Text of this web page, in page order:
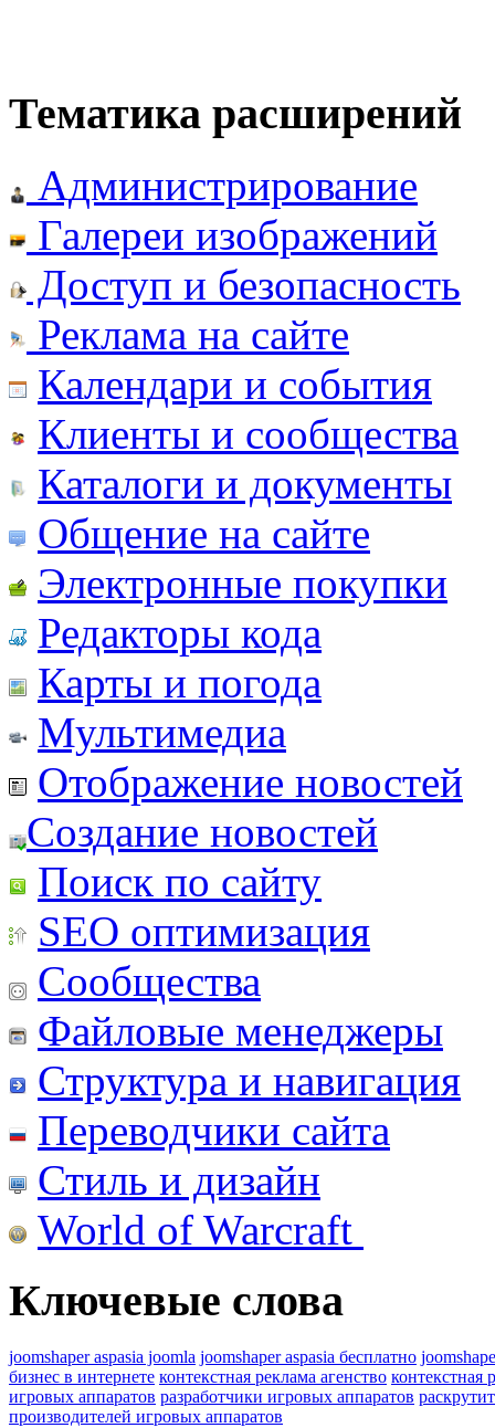
Тематика расширений
Администрирование
Галереи изображений
Доступ и безопасность
Реклама на сайте
Календари и события
Клиенты и сообщества
Каталоги и документы
Общение на сайте
Электронные покупки
Редакторы кода
Карты и погода
Мультимедиа
Отображение новостей
Создание новостей
Поиск по сайту
SEO оптимизация
Сообщества
Файловые менеджеры
Структура и навигация
Переводчики сайта
Стиль и дизайн
World of Warcraft
Ключевые слова
joomshaper aspasia joomla joomshaper aspasia бесплатно
бизнес в интернете контекстная реклама агенство контекстная
игровых аппаратов разработчики игровых аппаратов
производителей игровых аппаратов